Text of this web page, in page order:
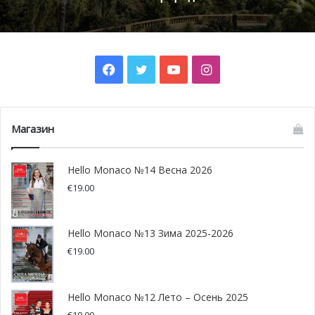
Facebook
TwitterYouTubeInstagram
Магазин
Hello Monaco №14 Весна 2026
€19.00
Hello Monaco №13 Зима 2025-2026
€19.00
Hello Monaco №12 Лето – Осень 2025